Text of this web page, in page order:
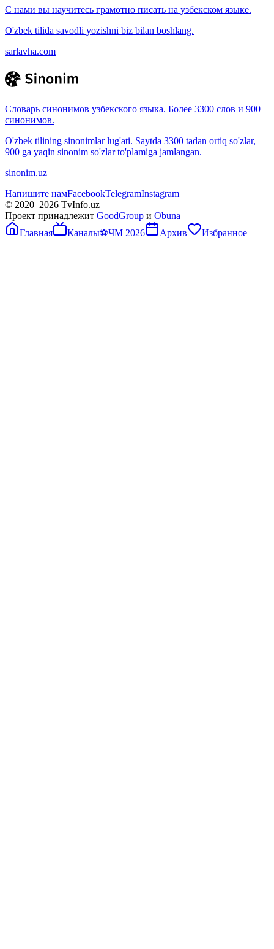
С нами вы научитесь грамотно писать на узбекском языке.
O'zbek tilida savodli yozishni biz bilan boshlang.
sarlavha.com
Словарь синонимов узбекского языка. Более 3300 слов и 900
синонимов.
O'zbek tilining sinonimlar lug'ati. Saytda 3300 tadan ortiq so'zlar,
900 ga yaqin sinonim so'zlar to'plamiga jamlangan.
sinonim.uz
Напишите намFacebookTelegramInstagram
© 2020–2026 TvInfo.uz
Проект принадлежит GoodGroup и Obuna
Главная
Каналы⚽ЧМ 2026 Архив Избранное